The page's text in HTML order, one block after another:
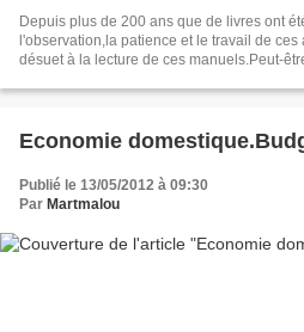
Depuis plus de 200 ans que de livres ont
l'observation,la patience et le travail de
désuet à la lecture de ces manuels.Peut-
Economie
Publié le 13/05/2012 à 09:30
Par Martmalou